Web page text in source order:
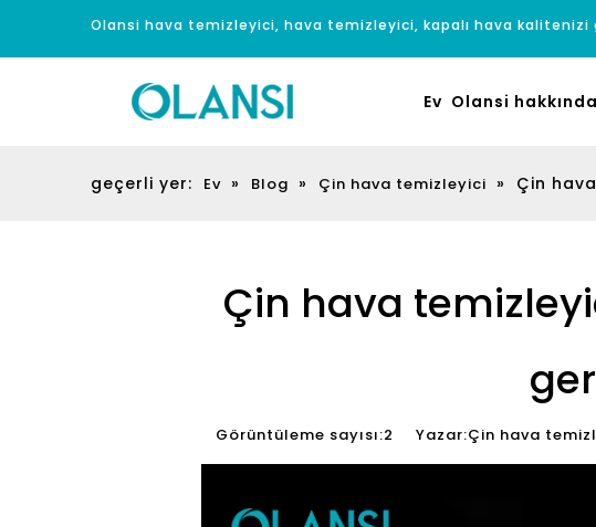
Olansi hava temizleyici, hava temizleyici, kapalı hava kalitenizi
Ev Olansi hakkında
geçerli yer: Ev » Blog » Çin hava temizleyici » Çin
Çin hava
Görüntüleme sayısı:2 Yazar:Çin hava